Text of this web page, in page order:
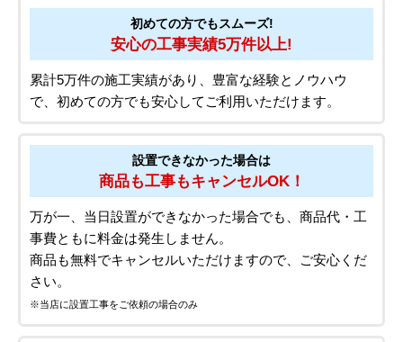
初めての方でもスムーズ!
安心の工事実績5万件以上!
累計5万件の施工実績があり、豊富な経験とノウハウ
で、初めての方でも安心してご利用いただけます。
設置できなかった場合は
商品も工事もキャンセルOK！
万が一、当日設置ができなかった場合でも、商品代・工
事費ともに料金は発生しません。
商品も無料でキャンセルいただけますので、ご安心くだ
さい。
※当店に設置工事をご依頼の場合のみ